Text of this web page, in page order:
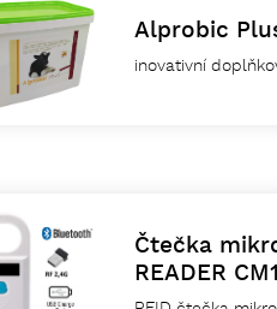
Alprobic
inovativní
Čtečka
READER